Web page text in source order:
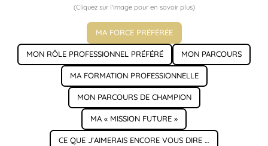
(Cliquez sur l'image pour en savoir plus)
MA FORCE PRÉFÉRÉE
MON RÔLE PROFESSIONNEL PRÉFÉRÉ MON PARCOURS
MA FORMATION PROFESSIONNELLE
MON PARCOURS DE CHAMPION
MA « MISSION FUTURE »
CE QUE J’AIMERAIS ENCORE VOUS DIRE …